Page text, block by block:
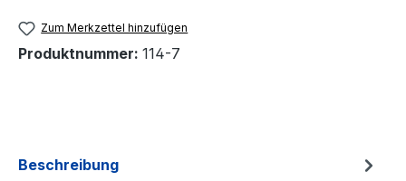
Zum Merkzettel hinzufügen
Produktnummer: 114-7
Beschreibung